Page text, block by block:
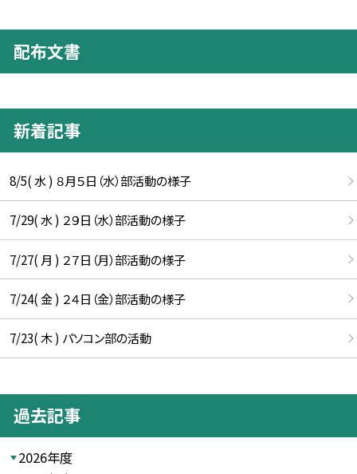
配布文書
新着記事
8/5( 水 ) ８月５日（水）部活動の様子
7/29( 水 ) ２９日（水）部活動の様子
7/27( 月 ) ２７日（月）部活動の様子
7/24( 金 ) ２４日（金）部活動の様子
7/23( 木 ) パソコン部の活動
過去記事
2026年度